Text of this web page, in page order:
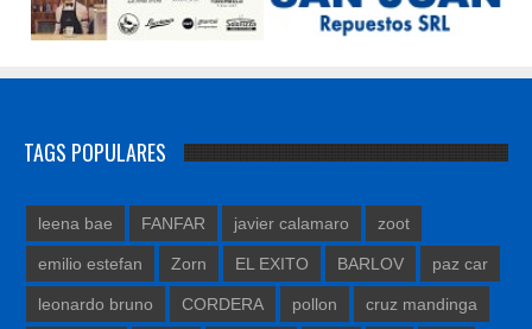
TAGS POPULARES
leena bae FANFAR javier calamaro zoot
emilio estefan Zorn EL EXITO BARLOV paz car
leonardo bruno CORDERA pollon cruz mandinga